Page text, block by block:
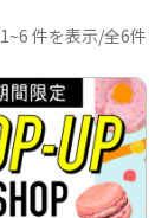
1~6 件を表示/全6件